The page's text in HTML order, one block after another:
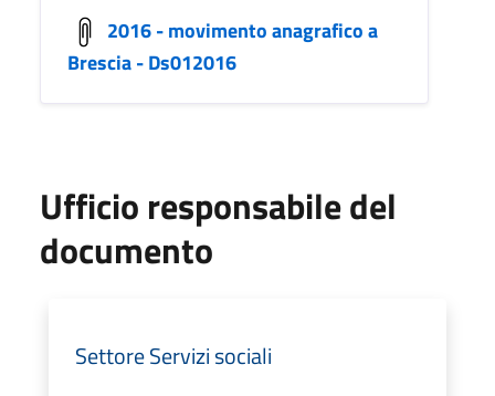
2016 - movimento anagrafico a
Brescia - Ds012016
Ufficio responsabile del
documento
Settore Servizi sociali